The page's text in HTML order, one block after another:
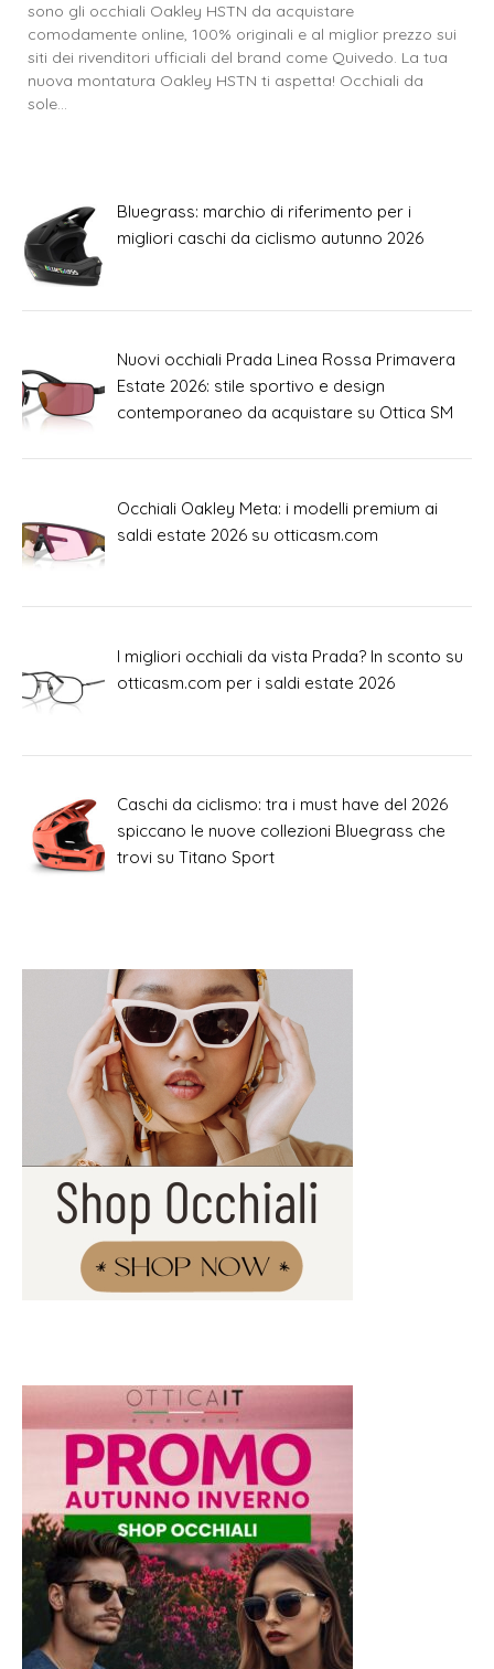
sono gli occhiali Oakley HSTN da acquistare
comodamente online, 100% originali e al miglior prezzo sui
siti dei rivenditori ufficiali del brand come Quivedo. La tua
nuova montatura Oakley HSTN ti aspetta! Occhiali da
sole…
Bluegrass: marchio di riferimento per i
migliori caschi da ciclismo autunno 2026
Nuovi occhiali Prada Linea Rossa Primavera
Estate 2026: stile sportivo e design
contemporaneo da acquistare su Ottica SM
Occhiali Oakley Meta: i modelli premium ai
saldi estate 2026 su otticasm.com
I migliori occhiali da vista Prada? In sconto su
otticasm.com per i saldi estate 2026
Caschi da ciclismo: tra i must have del 2026
spiccano le nuove collezioni Bluegrass che
trovi su Titano Sport